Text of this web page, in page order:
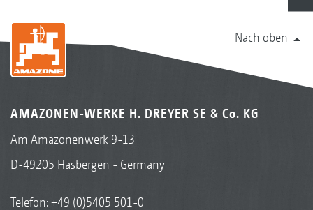
Nach oben
AMAZONEN-WERKE H. DREYER SE & Co. KG
Am Amazonenwerk 9-13
D-49205 Hasbergen - Germany
Telefon:+49 (0)5405 501-0